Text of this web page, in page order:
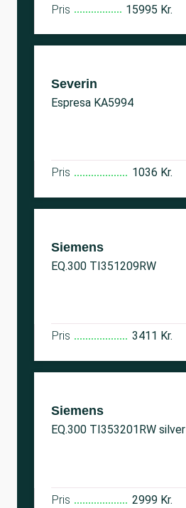
Pris 15995 Kr.
Severin
Espresa KA5994
Pris 1036 Kr.
Siemens
EQ.300 TI351209RW
Pris 3411 Kr.
Siemens
EQ.300 TI353201RW silver
Pris 2999 Kr.